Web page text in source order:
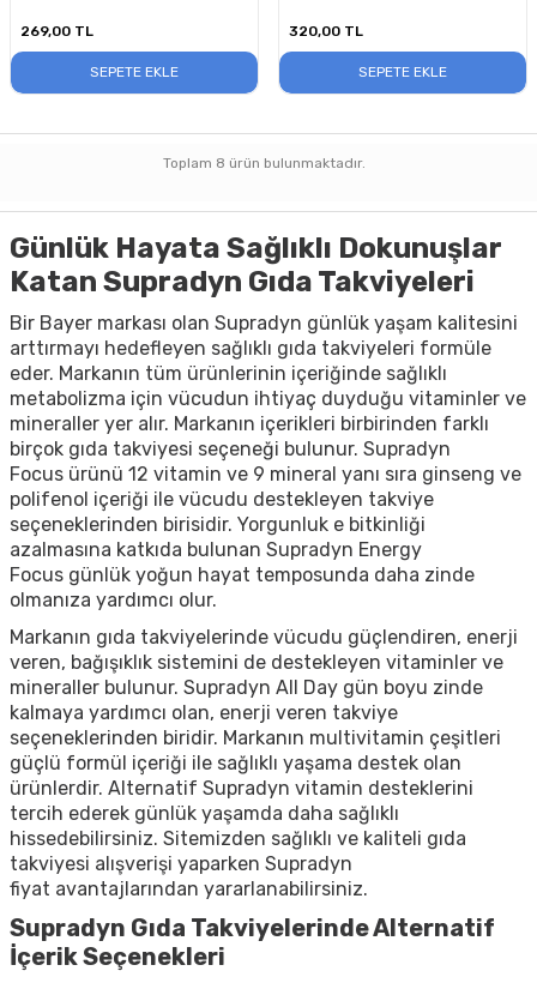
269,00 TL
SEPETE EKLE
320,00 TL
SEPETE EKLE
Toplam 8 ürün bulunmaktadır.
Günlük Hayata Sağlıklı Dokunuşlar
Katan Supradyn Gıda Takviyeleri
Bir Bayer markası olan Supradyn günlük yaşam kalitesini
arttırmayı hedefleyen sağlıklı gıda takviyeleri formüle
eder. Markanın tüm ürünlerinin içeriğinde sağlıklı
metabolizma için vücudun ihtiyaç duyduğu vitaminler ve
mineraller yer alır. Markanın içerikleri birbirinden farklı
birçok gıda takviyesi seçeneği bulunur. Supradyn
Focus ürünü 12 vitamin ve 9 mineral yanı sıra ginseng ve
polifenol içeriği ile vücudu destekleyen takviye
seçeneklerinden birisidir. Yorgunluk e bitkinliği
azalmasına katkıda bulunan Supradyn Energy
Focus günlük yoğun hayat temposunda daha zinde
olmanıza yardımcı olur.
Markanın gıda takviyelerinde vücudu güçlendiren, enerji
veren, bağışıklık sistemini de destekleyen vitaminler ve
mineraller bulunur. Supradyn All Day gün boyu zinde
kalmaya yardımcı olan, enerji veren takviye
seçeneklerinden biridir. Markanın multivitamin çeşitleri
güçlü formül içeriği ile sağlıklı yaşama destek olan
ürünlerdir. Alternatif Supradyn vitamin desteklerini
tercih ederek günlük yaşamda daha sağlıklı
hissedebilirsiniz. Sitemizden sağlıklı ve kaliteli gıda
takviyesi alışverişi yaparken Supradyn
fiyat avantajlarından yararlanabilirsiniz.
Supradyn Gıda Takviyelerinde Alternatif
İçerik Seçenekleri